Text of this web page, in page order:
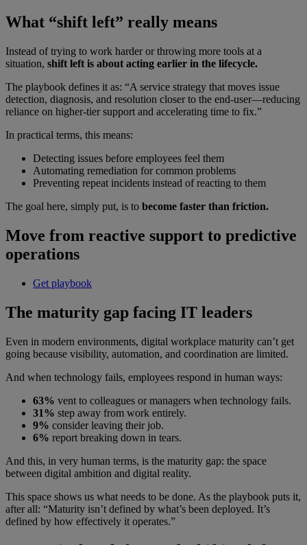
What “shift left” really means
Instead of trying to work harder or throwing more tools at a
situation, shift left is about acting earlier in the lifecycle.
The playbook defines it as: “A service strategy that moves issue
detection, diagnosis, and resolution closer to the end-user—reducing
reliance on higher-tier support and accelerating time to fix.”
In practical terms, this means:
Detecting issues before employees feel them
Automating remediation for common problems
Preventing repeat incidents instead of reacting to them
The goal here, simply put, is to become faster than friction.
Move from reactive support to predictive
operations
Get playbook
The maturity gap facing IT leaders
Even in modern environments, digital workplace maturity can’t get
going because visibility, automation, and coordination are limited.
And when technology fails, employees respond in human ways:
63% vent to colleagues or managers when technology fails.
31% step away from work entirely.
9% consider leaving their job.
6% report breaking down in tears.
And this, in very human terms, is the maturity gap: the space
between digital ambition and digital reality.
This space shows us what needs to be done. As the playbook puts it,
after all: “Maturity isn’t defined by what’s been deployed. It’s
defined by how effectively it operates.”